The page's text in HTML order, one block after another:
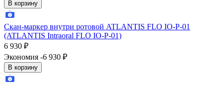
В корзину
Скан-маркер внутри ротовой ATLANTIS FLO IO-P-01
(ATLANTIS Intraoral FLO IO-P-01)
6 930 ₽
Экономия -6 930 ₽
В корзину